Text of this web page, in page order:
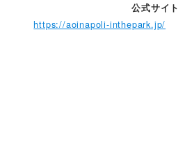
公式サイト
https://aoinapoli-inthepark.jp/